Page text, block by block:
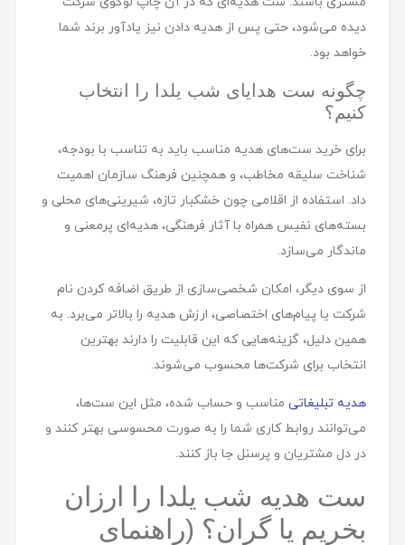
دیده می‌شود، حتی پس از هدیه دادن نیز یادآور برند شما
خواهد بود.
چگونه ست هدایای شب یلدا را انتخاب
کنیم؟
برای خرید ست‌های هدیه مناسب باید به تناسب با بودجه،
شناخت سلیقه مخاطب، و همچنین فرهنگ سازمان اهمیت
داد. استفاده از اقلامی چون خشکبار تازه، شیرینی‌های محلی و
بسته‌های نفیس همراه با آثار فرهنگی، هدیه‌ای پرمعنی و
ماندگار می‌سازد.
از سوی دیگر، امکان شخصی‌سازی از طریق اضافه کردن نام
شرکت یا پیام‌های اختصاصی، ارزش هدیه را بالاتر می‌برد. به
همین دلیل، گزینه‌هایی که این قابلیت را دارند بهترین
انتخاب برای شرکت‌ها محسوب می‌شوند.
هدیه تبلیغاتی مناسب و حساب شده، مثل این ست‌ها،
می‌توانند روابط کاری شما را به صورت محسوسی بهتر کنند و
در دل مشتریان و پرسنل جا باز کنند.
ست هديه شب یلدا را ارزان
بخریم یا گران؟ (راهنمای